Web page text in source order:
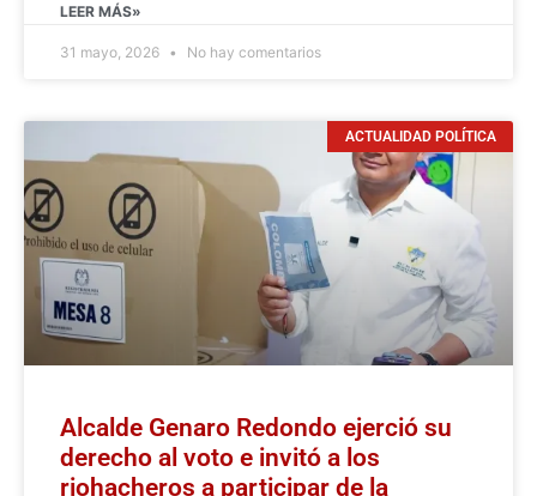
LEER MÁS»
31 mayo, 2026 No hay comentarios
ACTUALIDAD POLÍTICA
Alcalde Genaro Redondo ejerció su
derecho al voto e invitó a los
riohacheros a participar de la